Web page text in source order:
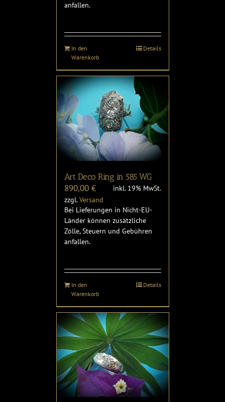
anfallen.
In den
Warenkorb
Details
Art Deco Ring in 585 WG
890,00 €
inkl. 19% MwSt.
zzgl.Versand
Bei Lieferungen in Nicht-EU-
Länder können zusätzliche
Zölle, Steuern und Gebühren
anfallen.
In den
Warenkorb
Details